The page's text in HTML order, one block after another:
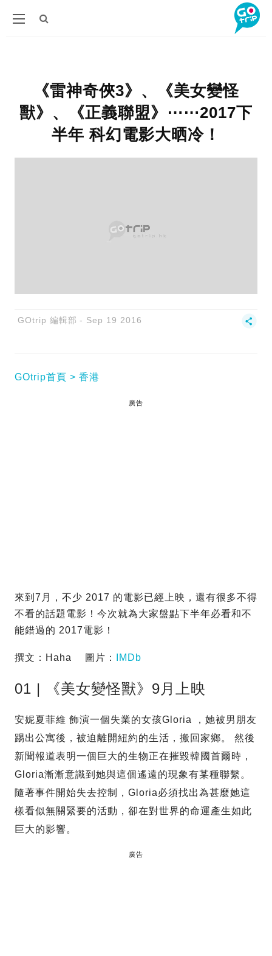
《雷神奇俠3》、《美女變怪
獸》、《正義聯盟》⋯⋯2017下
半年 科幻電影大晒冷！
GOtrip 編輯部 Sep 19 2016
GOtrip首頁 香港
廣告
來到7月，不少 2017 的電影已經上映，還有很多不得
不看的話題電影！今次就為大家盤點下半年必看和不
能錯過的 2017電影！
撰文：Haha 圖片： IMDb
01 | 《美女變怪獸》9月上映
安妮夏菲維 飾演一個失業的女孩Gloria ，她被男朋友
踢出公寓後，被迫離開紐約的生活，搬回家鄉。 然後
新聞報道表明一個巨大的生物正在摧毀韓國首爾時，
Gloria漸漸意識到她與這個遙遠的現象有某種聯繫。
隨著事件開始失去控制，Gloria必須找出為甚麼她這
樣看似無關緊要的活動，卻在對世界的命運產生如此
巨大的影響。
廣告